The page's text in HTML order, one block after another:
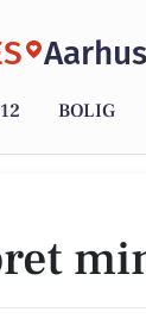
Aarhus
BOLIG